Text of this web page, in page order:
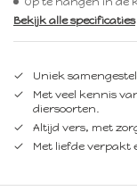
Bekijk alle specificaties
Uniek
Met veel kennis
diersoorten.
Altijd vers, met
Met liefde verpakt